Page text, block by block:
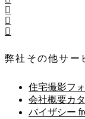
弊社その他サー
住宅撮影フ
会社概要カ
バイザシー